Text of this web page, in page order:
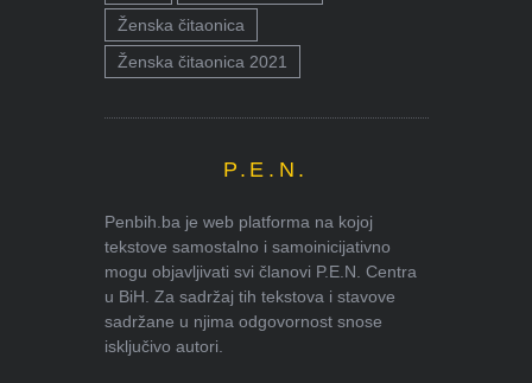
Ženska čitaonica
Ženska čitaonica 2021
P.E.N.
Penbih.ba je web platforma na kojoj
tekstove samostalno i samoinicijativno
mogu objavljivati svi članovi P.E.N. Centra
u BiH. Za sadržaj tih tekstova i stavove
sadržane u njima odgovornost snose
isključivo autori.